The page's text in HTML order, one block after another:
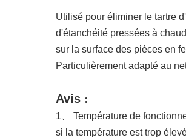
Utilisé pour éliminer le tartre
d'étanchéité pressées à
sur la surface des pièces en
Particulièrement adapté au
Avis :
1、 Température de
si la température est trop